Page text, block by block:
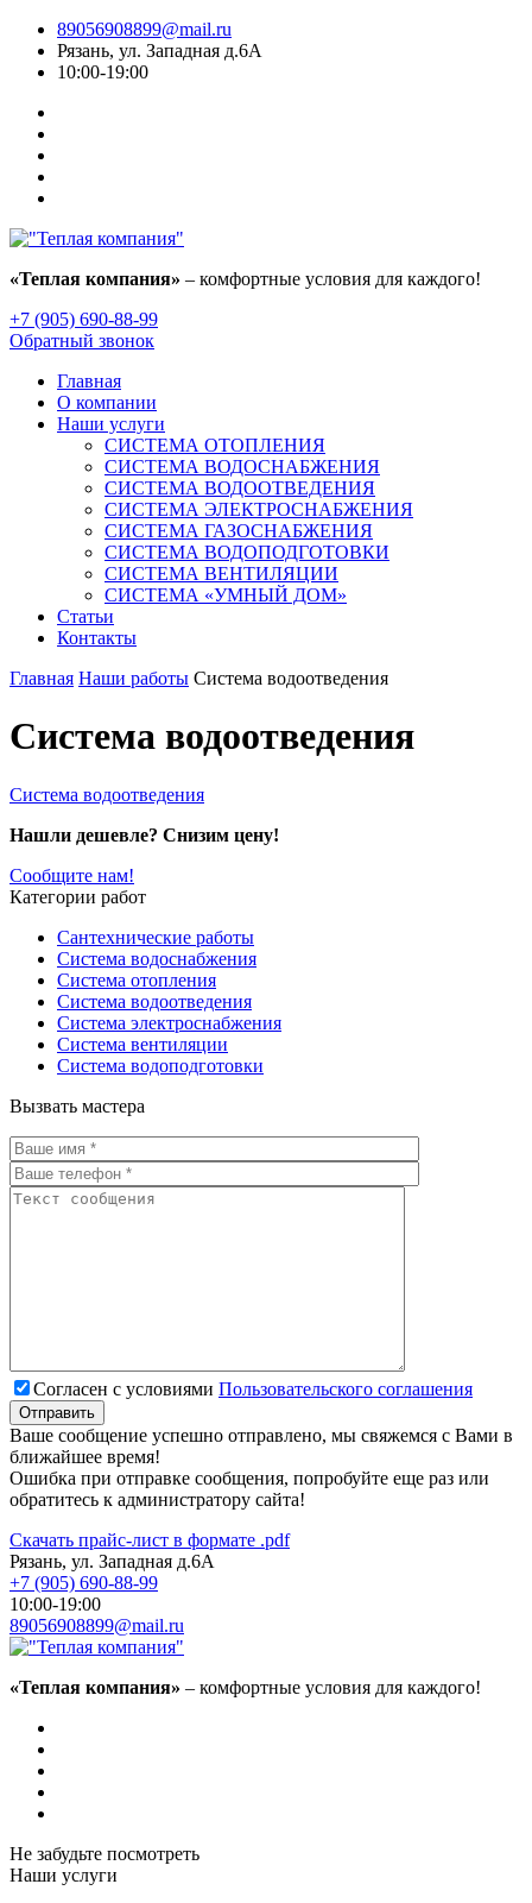
89056908899@mail.ru
Рязань, ул. Западная д.6А
10:00-19:00
«Теплая компания» – комфортные условия для каждого!
+7 (905) 690-88-99
Обратный звонок
Главная
О компании
Наши услуги
СИСТЕМА ОТОПЛЕНИЯ
СИСТЕМА ВОДОСНАБЖЕНИЯ
СИСТЕМА ВОДООТВЕДЕНИЯ
СИСТЕМА ЭЛЕКТРОСНАБЖЕНИЯ
СИСТЕМА ГАЗОСНАБЖЕНИЯ
СИСТЕМА ВОДОПОДГОТОВКИ
СИСТЕМА ВЕНТИЛЯЦИИ
СИСТЕМА «УМНЫЙ ДОМ»
Статьи
Контакты
Главная Наши работы Система водоотведения
Система водоотведения
Система водоотведения
Нашли дешевле? Снизим цену!
Сообщите нам!
Категории работ
Сантехнические работы
Система водоснабжения
Система отопления
Система водоотведения
Система электроснабжения
Система вентиляции
Система водоподготовки
Вызвать мастера
Согласен с условиями Пользовательского соглашения
Ваше сообщение успешно отправлено, мы свяжемся с Вами в
ближайшее время!
Ошибка при отправке сообщения, попробуйте еще раз или
обратитесь к администратору сайта!
Скачать прайс-лист в формате .pdf
Рязань, ул. Западная д.6А
+7 (905) 690-88-99
10:00-19:00
89056908899@mail.ru
«Теплая компания» – комфортные условия для каждого!
Не забудьте посмотреть
Наши услуги